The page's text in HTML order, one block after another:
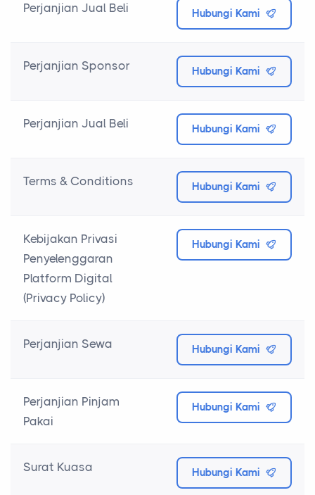
Perjanjian Jual Beli Hubungi Kami
Perjanjian Sponsor Hubungi Kami
Perjanjian Jual Beli Hubungi Kami
Terms & Conditions Hubungi Kami
Kebijakan Privasi
Penyelenggaran
Platform Digital
(Privacy Policy)
Hubungi Kami
Perjanjian Sewa Hubungi Kami
Perjanjian Pinjam
Pakai
Hubungi Kami
Surat Kuasa Hubungi Kami